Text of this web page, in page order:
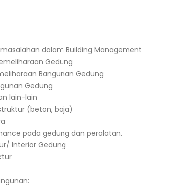
dalam Building Management
Gedung
Bangunan Gedung
Gedung
lain-lain
(beton, baja)
pada gedung dan peralatan.
Interior Gedung